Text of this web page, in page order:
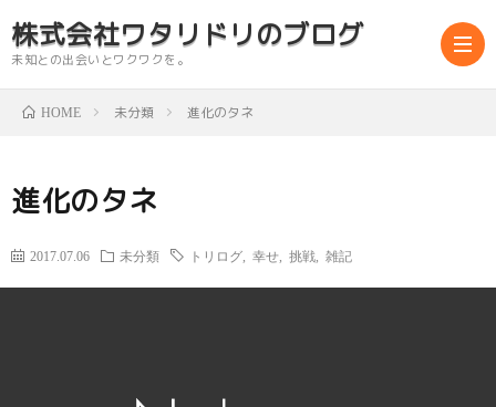
株式会社ワタリドリのブログ
未知との出会いとワクワクを。
HOME 未分類 進化のタネ
進化のタネ
2017.07.06 未分類 トリログ 幸せ 挑戦 雑記